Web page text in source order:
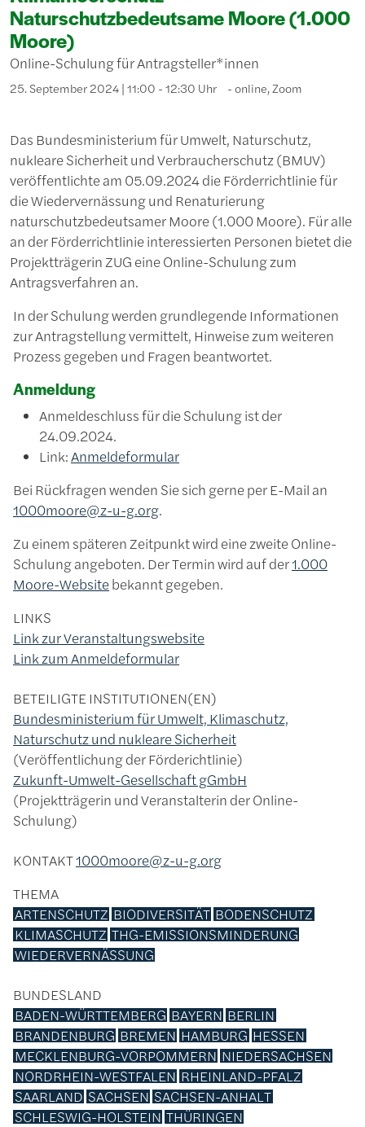
Naturschutzbedeutsame Moore (1.000
Moore)
Online-Schulung für Antragsteller*innen
25. September 2024 | 11:00 - 12:30 Uhr online, Zoom
Das Bundesministerium für Umwelt, Naturschutz,
nukleare Sicherheit und Verbraucherschutz (BMUV)
veröffentlichte am 05.09.2024 die Förderrichtlinie für
die Wiedervernässung und Renaturierung
naturschutzbedeutsamer Moore (1.000 Moore). Für alle
an der Förderrichtlinie interessierten Personen bietet die
Projektträgerin ZUG eine Online-Schulung zum
Antragsverfahren an.
In der Schulung werden grundlegende Informationen
zur Antragstellung vermittelt, Hinweise zum weiteren
Prozess gegeben und Fragen beantwortet.
Anmeldung
Anmeldeschluss für die Schulung ist der
24.09.2024.
Link:Anmeldeformular
Bei Rückfragen wenden Sie sich gerne per E-Mail an
1000moore@z-u-g.org.
Zu einem späteren Zeitpunkt wird eine zweite Online-
Schulung angeboten. Der Termin wird auf der1.000
Moore-Websitebekannt gegeben.
LINKS
Link zur Veranstaltungswebsite
Link zum Anmeldeformular
BETEILIGTE INSTITUTIONEN(EN)
Bundesministerium für Umwelt, Klimaschutz,
Naturschutz und nukleare Sicherheit
Veröffentlichung der Förderichtlinie
Zukunft-Umwelt-Gesellschaft gGmbH
Projektträgerin und Veranstalterin der Online-
Schulung
KONTAKT1000moore@z-u-g.org
THEMA
ARTENSCHUTZ BIODIVERSITÄT BODENSCHUTZ
KLIMASCHUTZ THG-EMISSIONSMINDERUNG
WIEDERVERNÄSSUNG
BUNDESLAND
BADEN-WÜRTTEMBERG BAYERN BERLIN
BRANDENBURG BREMEN HAMBURG HESSEN
MECKLENBURG-VORPOMMERN NIEDERSACHSEN
NORDRHEIN-WESTFALEN RHEINLAND-PFALZ
SAARLAND SACHSEN SACHSEN-ANHALT
SCHLESWIG-HOLSTEIN THÜRINGEN